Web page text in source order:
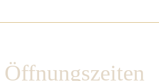
Öffnungszeiten